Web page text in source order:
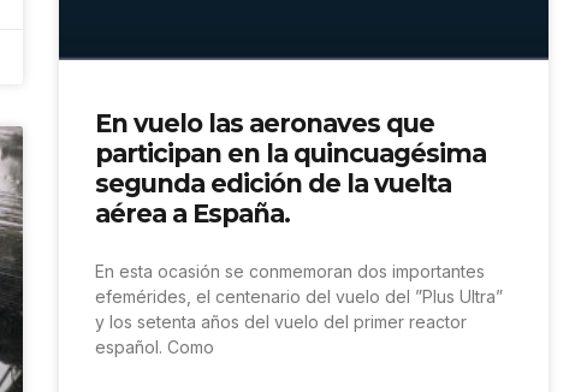
En vuelo las aeronaves que
participan en la quincuagésima
segunda edición de la vuelta
aérea a España.
En esta ocasión se conmemoran dos importantes
efemérides, el centenario del vuelo del ”Plus Ultra”
y los setenta años del vuelo del primer reactor
español. Como